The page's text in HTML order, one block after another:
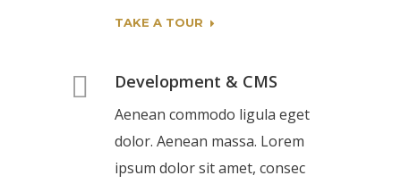
TAKE A TOUR
Development & CMS
Aenean commodo ligula eget
dolor. Aenean massa. Lorem
ipsum dolor sit amet, consec